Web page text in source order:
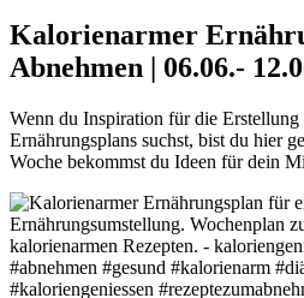
Kalorienarmer
Abnehmen | 06.06.-
Wenn du Inspiration für die Erstellung
Ernährungsplans suchst, bist du hier
Woche bekommst du Ideen für dein